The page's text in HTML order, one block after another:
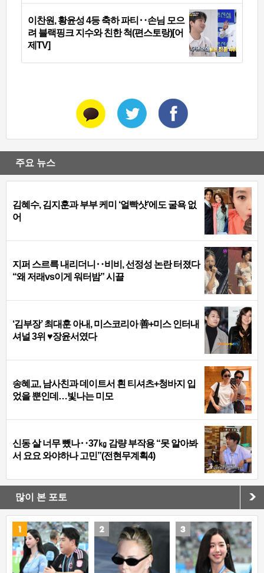
이찬원, 황윤성 4등 축하 파티‥손님 모으
려 블랙핑크 지수와 친한 척(편스토랑)[어
제TV]
주요 뉴스
김혜수, 김지훈과 부부 케미 ‘얼빡샷’에도 굴욕 없
어
지퍼 스르륵 내리더니‥비비, 선정성 논란 터졌다
“왜 저래vs이게 워터밤” 시끌
‘김부장’ 최대훈 아내, 미스코리아 善+미스 인터내
셔널 3위 ♥장윤서였다
송혜교, 남사친과 데이트서 흰 티셔츠+청바지 입
었을 뿐인데…빛나는 미모
신동 살 너무 뺐나‥37㎏ 감량 부작용 “못 알아봐
서 요요 와야하나 고민”(전현무계획4)
많이 본 포토